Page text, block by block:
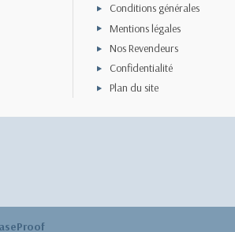
Conditions générales
Mentions légales
Nos Revendeurs
Confidentialité
Plan du site